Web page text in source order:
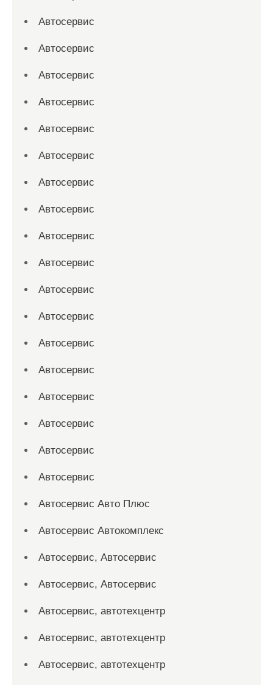
Автосервис
Автосервис
Автосервис
Автосервис
Автосервис
Автосервис
Автосервис
Автосервис
Автосервис
Автосервис
Автосервис
Автосервис
Автосервис
Автосервис
Автосервис
Автосервис
Автосервис
Автосервис
Автосервис Авто Плюс
Автосервис Автокомплекс
Автосервис, Автосервис
Автосервис, Автосервис
Автосервис, автотехцентр
Автосервис, автотехцентр
Автосервис, автотехцентр